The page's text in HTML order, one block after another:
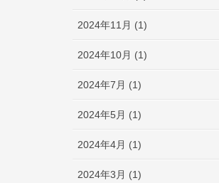
2024年11月 (1)
2024年10月 (1)
2024年7月 (1)
2024年5月 (1)
2024年4月 (1)
2024年3月 (1)